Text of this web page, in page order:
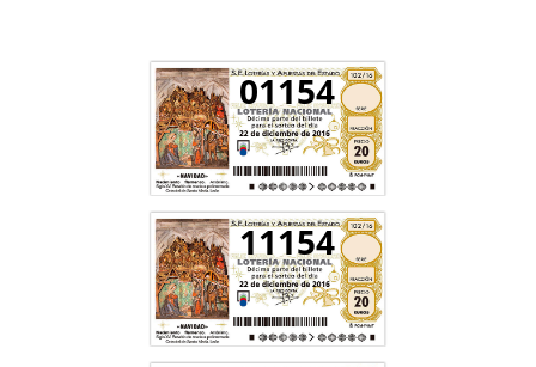
01154
11154